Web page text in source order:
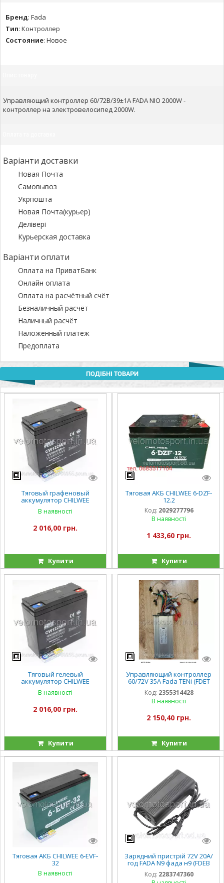
Бренд: Fada
Тип: Контроллер
Состояние: Новое
Управляющий контроллер 60/72В/39±1A FADA NIO 2000W -
контроллер на электровелосипед 2000W.
Варіанти доставки
Новая Почта
Самовывоз
Укрпошта
Новая Почта(курьер)
Делівері
Курьерская доставка
Варіанти оплати
Оплата на ПриватБанк
Онлайн оплата
Оплата на расчётный счёт
Безналичный расчёт
Наличный расчёт
Наложенный платеж
Предоплата
ПОДІБНІ ТОВАРИ
Тяговый графеновый
аккумулятор CHILWEE
CW1225EB 12V25Ah
В наявності
2 016,00 грн.
Купити
Тяговая АКБ CHILWEE 6-DZF-
12.2
Код: 2029277796
В наявності
1 433,60 грн.
Купити
Тяговый гелевый
аккумулятор CHILWEE
CW1225EB- 25A/H
В наявності
2 016,00 грн.
Купити
Управляющий контроллер
60/72V 35А Fada TENi (FDET
Код: 2355314428
В наявності
2 150,40 грн.
Купити
Тяговая АКБ CHILWEE 6-EVF-
32
В наявності
Зарядний пристрій 72V 20А/
год FADA N9 фада н9 (FDEB
05VLA-60)
Код: 2283747360